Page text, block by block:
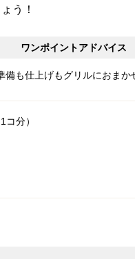
う！
ワンポイントアドバイス
備も仕上げもグリルにおまか
コ分）